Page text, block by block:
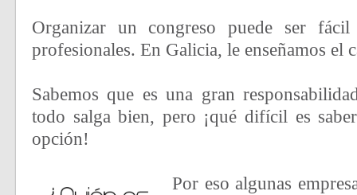
Organizar un congreso puede ser
profesionales. En Galicia, le enseñamos el
Sabemos que es una gran
todo salga bien, pero ¡qué difícil es
opción!
Por eso algunas